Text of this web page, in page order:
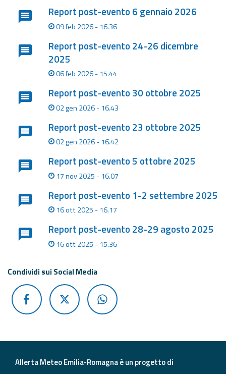
Strumenti
Operativi
Aggiornamenti
Informazioni
utili
Domande
frequenti
Guida per gli
sviluppatori
Il progetto
Allerta
Romagna
Contatti
Report post-evento 6 gennaio 2026
09 feb 2026 - 16.36
Report post-evento 24-26 dicembre
2025
06 feb 2026 - 15.44
Report post-evento 30 ottobre 2025
02 gen 2026 - 16.43
Report post-evento 23 ottobre 2025
02 gen 2026 - 16.42
Report post-evento 5 ottobre 2025
17 nov 2025 - 16.07
Report post-evento 1-2 settembre 2025
16 ott 2025 - 16.17
Report post-evento 28-29 agosto 2025
16 ott 2025 - 15.36
Condividi sui Social Media
Allerta Meteo Emilia-Romagna è un progetto di